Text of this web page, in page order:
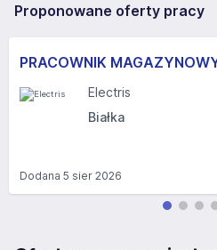
Proponowane oferty pracy
PRACOWNIK
Electris
Białka
Dodana 5 sier 2026